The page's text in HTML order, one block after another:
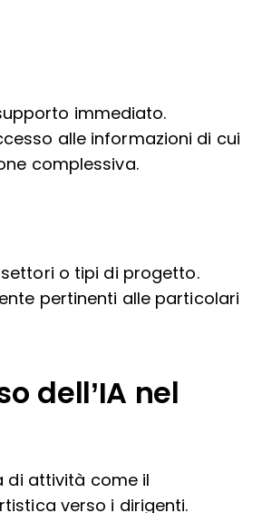
immediato.
alle informazioni di cui
complessiva.
o tipi di progetto.
pertinenti alle particolari
dell’IA nel
di attività come il
verso i dirigenti.